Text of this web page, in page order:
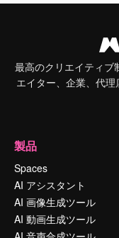
最高のクリエイティブ
エイター、企業、代
製品
Spaces
AI アシスタント
AI 画像生成ツール
AI 動画生成ツール